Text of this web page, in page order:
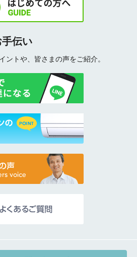
伝い
ントや、皆さまの声をご紹介。